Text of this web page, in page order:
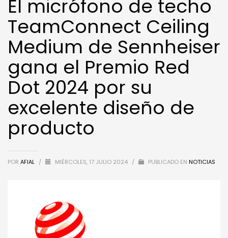
El micrófono de techo
TeamConnect Ceiling
Medium de Sennheiser
gana el Premio Red
Dot 2024 por su
excelente diseño de
producto
POR AFIAL / MIÉRCOLES, 17 JULIO 2024 / PUBLICADO EN NOTICIAS